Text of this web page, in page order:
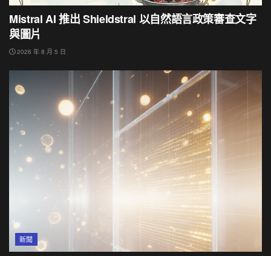
Mistral AI 推出 Shieldstral 以自然語言政策審查文字
與圖片
2026 年 8 月 5 日
新聞